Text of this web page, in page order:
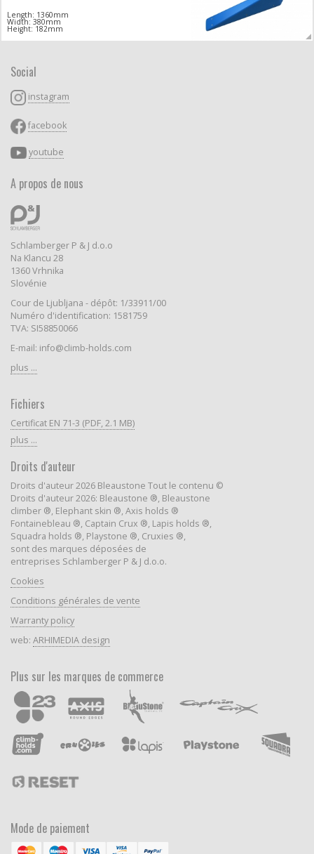
Length: 1360mm
Width: 380mm
Height: 182mm
Social
instagram
facebook
youtube
A propos de nous
Schlamberger P & J d.o.o
Na Klancu 28
1360 Vrhnika
Slovénie
Cour de Ljubljana - dépôt: 1/33911/00
Numéro d'identification: 1581759
TVA: SI58850066
E-mail: info@climb-holds.com
plus ...
Fichiers
Certificat EN 71-3 (PDF, 2.1 MB)
plus ...
Droits d'auteur
Droits d'auteur 2026 Bleaustone Tout le contenu ©
Droits d'auteur 2026: Bleaustone ®, Bleaustone
climber ®, Elephant skin ®, Axis holds ®
Fontainebleau ®, Captain Crux ®, Lapis holds ®,
Squadra holds ®, Playstone ®, Cruxies ®,
sont des marques déposées de
entreprises Schlamberger P & J d.o.o.
Cookies
Conditions générales de vente
Warranty policy
web: ARHIMEDIA design
Plus sur les marques de commerce
Mode de paiement